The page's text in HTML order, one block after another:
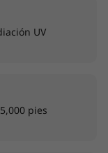
Y UV
pies